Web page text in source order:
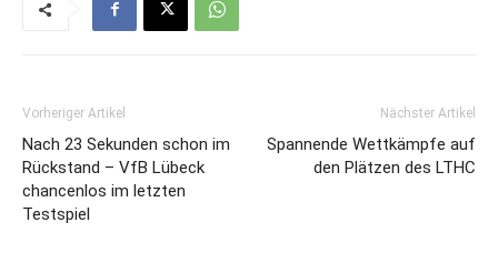
Vorheriger Artikel
Nach 23 Sekunden schon im
Rückstand – VfB Lübeck
chancenlos im letzten
Testspiel
Nächster Artikel
Spannende Wettkämpfe auf
den Plätzen des LTHC